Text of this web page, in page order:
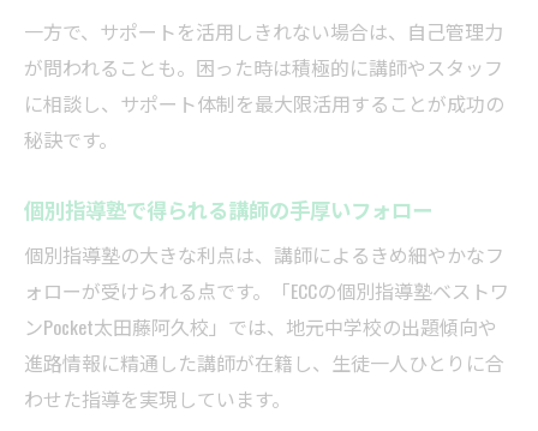
一方で、サポートを活用しきれない場合は、自己管理力
が問われることも。困った時は積極的に講師やスタッフ
に相談し、サポート体制を最大限活用することが成功の
秘訣です。
個別指導塾で得られる講師の手厚いフォロー
個別指導塾の大きな利点は、講師によるきめ細やかなフ
ォローが受けられる点です。「ECCの個別指導塾ベストワ
ンPocket太田藤阿久校」では、地元中学校の出題傾向や
進路情報に精通した講師が在籍し、生徒一人ひとりに合
わせた指導を実現しています。